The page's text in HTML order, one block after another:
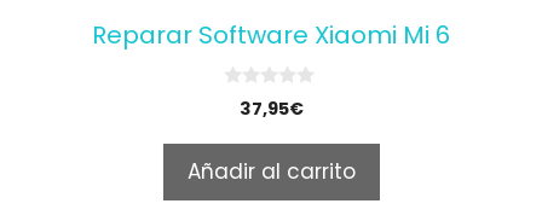
Reparar Software Xiaomi Mi 6
o
f
5
37,95€
Añadir al carrito